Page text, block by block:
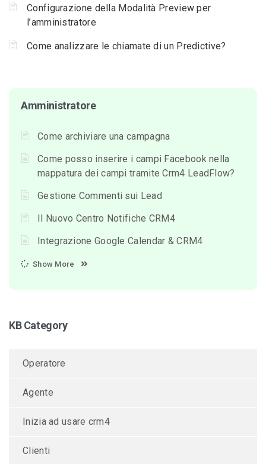
Configurazione della Modalità Preview per
l’amministratore
Come analizzare le chiamate di un Predictive?
Amministratore
Come archiviare una campagna
Come posso inserire i campi Facebook nella
mappatura dei campi tramite Crm4 LeadFlow?
Gestione Commenti sui Lead
Il Nuovo Centro Notifiche CRM4
Integrazione Google Calendar & CRM4
Show More
KB Category
Operatore
Agente
Inizia ad usare crm4
Clienti